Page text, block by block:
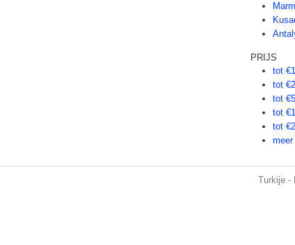
PRIJS
tot
tot
tot
tot
tot
meer
Turkije -